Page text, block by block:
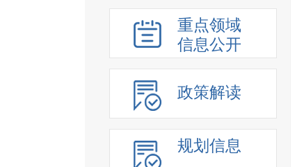
重点领域
信息公开
政策解读
规划信息